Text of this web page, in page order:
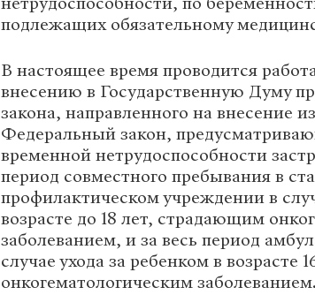
подлежащих обязательному
В настоящее время проводится
внесению в Государственную Думу
закона, направленного на внесение
Федеральный закон,
временной нетрудоспособности
период совместного пребывания в
профилактическом учреждении в
возрасте до 18 лет, страдающим
заболеванием, и за весь период
случае ухода за ребенком в возрасте
онкогематологическим заболеванием.